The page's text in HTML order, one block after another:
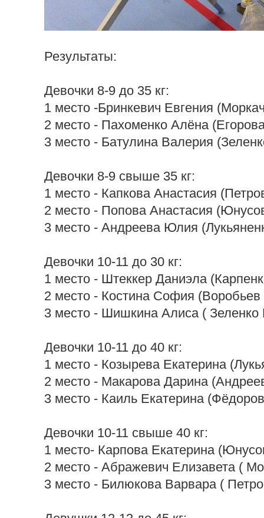
Результаты:
Девочки 8-9 до 35 кг:
1 место -Бринкевич Евгения
2 место - Пахоменко Алёна
3 место - Батулина Валерия
Девочки 8-9 свыше 35 кг:
1 место - Капкова Анастасия
2 место - Попова Анастасия
3 место - Андреева Юлия
Девочки 10-11 до 30 кг:
1 место - Штеккер Даниэла
2 место - Костина София
3 место - Шишкина Алиса ( Зеленко
Девочки 10-11 до 40 кг:
1 место - Козырева Екатерина
2 место - Макарова Дарина
3 место - Каиль Екатерина
Девочки 10-11 свыше 40 кг:
1 место- Карпова Екатерина
2 место - Абражевич Елизавета (
3 место - Билюкова Варвара (